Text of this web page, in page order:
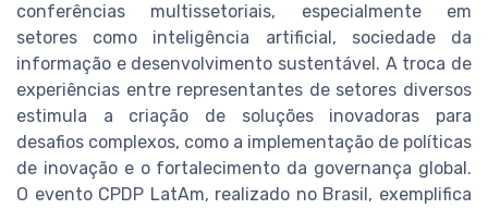
conferências multissetoriais, especialmente em
setores como inteligência artificial, sociedade da
informação e desenvolvimento sustentável. A troca de
experiências entre representantes de setores diversos
estimula a criação de soluções inovadoras para
desafios complexos, como a implementação de políticas
de inovação e o fortalecimento da governança global.
O evento CPDP LatAm, realizado no Brasil, exemplifica